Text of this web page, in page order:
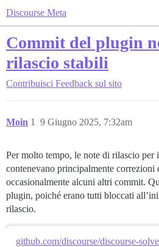
Discourse Meta
Commit del plugin
rilascio stabili
Contribuisci Feedback sul sito
Moin 9 Giugno 2025, 7:32am
1
Per molto tempo, le note di rilascio per
contenevano principalmente correzioni
occasionalmente alcuni altri commit.
plugin, poiché erano tutti bloccati
rilascio.
github.com/discourse/discourse-